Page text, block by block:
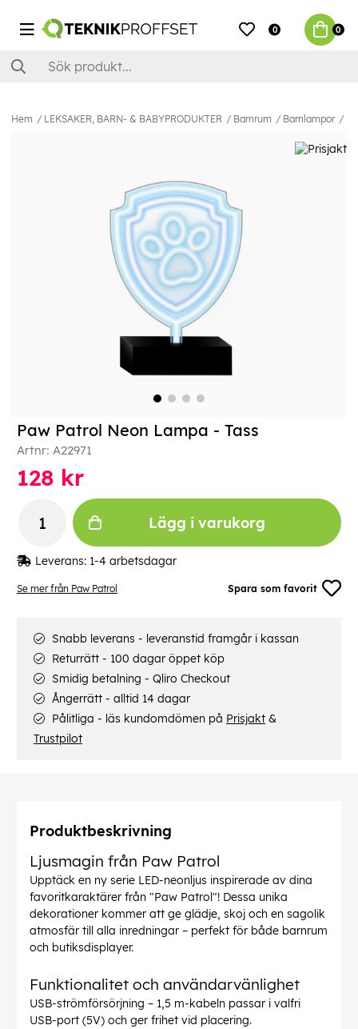
0 0
Hem LEKSAKER, BARN- & BABYPRODUKTER Barnrum Barnlampor
Se mer från Paw Patrol Spara som favorit
Paw Patrol Neon Lampa - Tass
Artnr: A22971
128 kr
Lägg i varukorg
Leverans: 1-4 arbetsdagar
Snabb leverans - leveranstid framgår i kassan
Returrätt - 100 dagar öppet köp
Smidig betalning - Qliro Checkout
Ångerrätt - alltid 14 dagar
Pålitliga - läs kundomdömen på Prisjakt &
Trustpilot
Produktbeskrivning
Ljusmagin från Paw Patrol
Upptäck en ny serie LED-neonljus inspirerade av dina
favoritkaraktärer från "Paw Patrol"! Dessa unika
dekorationer kommer att ge glädje, skoj och en sagolik
atmosfär till alla inredningar – perfekt för både barnrum
och butiksdisplayer.
Funktionalitet och användarvänlighet
USB-strömförsörjning – 1,5 m-kabeln passar i valfri
USB-port (5V) och ger frihet vid placering.